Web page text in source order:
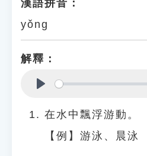
漢語拼音：
yǒng
解釋：
在水中飄浮游動。
【例】游泳、晨泳